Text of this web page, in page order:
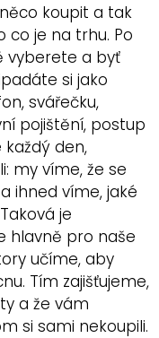
koupit a tak
je na trhu. Po
vyberete a byť
si jako
svářečku,
pojištění, postup
den,
my víme, že se
ihned víme, jaké
je
hlavně pro naše
učíme, aby
Tím zajišťujeme,
a že vám
si sami nekoupili.